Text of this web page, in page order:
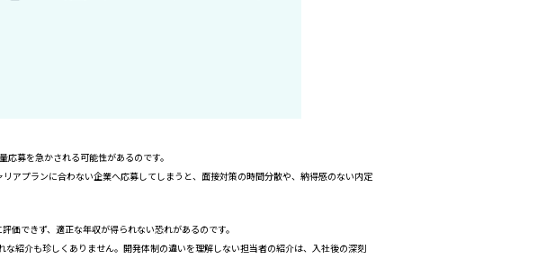
募を急かされる可能性があるのです。
アプランに合わない企業へ応募してしまうと、面接対策の時間分散や、納得感のない内定
できず、適正な年収が得られない恐れがあるのです。
紹介も珍しくありません。開発体制の違いを理解しない担当者の紹介は、入社後の深刻